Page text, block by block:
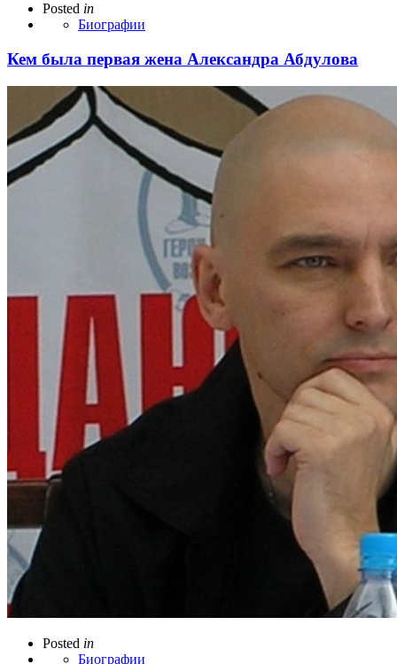
Posted in
Биографии
Кем была первая жена Александра Абдулова
Posted in
Биографии